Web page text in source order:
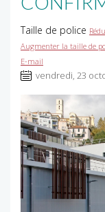
Taille de police
Augmenter la taille de
E-mail
vendredi, 23